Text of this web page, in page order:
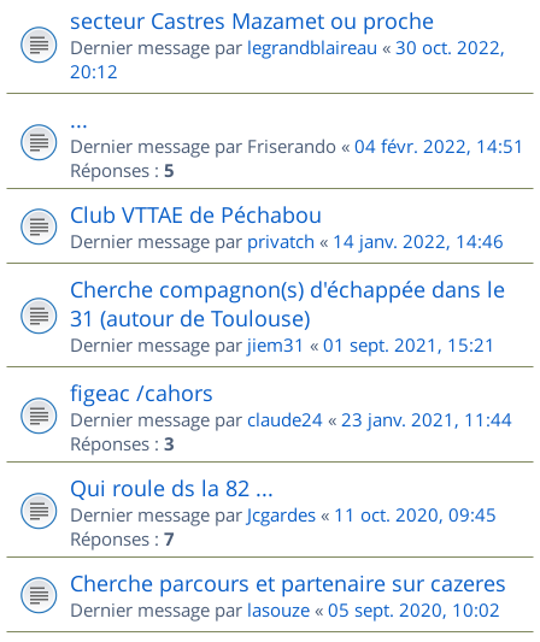
secteur Castres Mazamet ou proche
Dernier message par legrandblaireau « 30 oct. 2022,
20:12
...
Dernier message par Friserando « 04 févr. 2022, 14:51
Réponses : 5
Club VTTAE de Péchabou
Dernier message par privatch « 14 janv. 2022, 14:46
Cherche compagnon(s) d'échappée dans le
31 (autour de Toulouse)
Dernier message par jiem31 « 01 sept. 2021, 15:21
figeac /cahors
Dernier message par claude24 « 23 janv. 2021, 11:44
Réponses : 3
Qui roule ds la 82 ...
Dernier message par Jcgardes « 11 oct. 2020, 09:45
Réponses : 7
Cherche parcours et partenaire sur cazeres
Dernier message par lasouze « 05 sept. 2020, 10:02